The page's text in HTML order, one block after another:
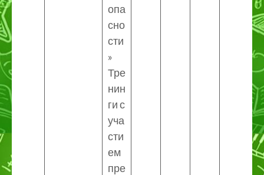
опа
сно
сти
»
Тре
нин
ги с
уча
сти
ем
пре